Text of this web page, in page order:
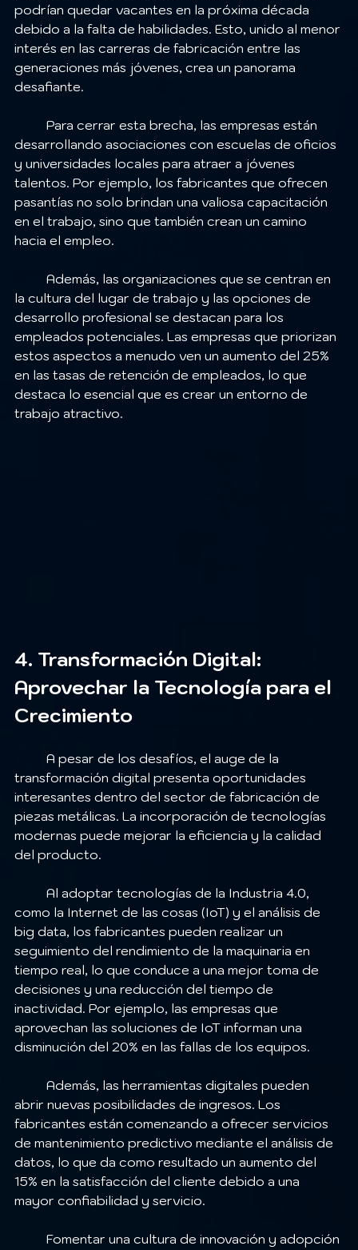
podrían quedar vacantes en la próxima década
debido a la falta de habilidades. Esto, unido al menor
interés en las carreras de fabricación entre las
generaciones más jóvenes, crea un panorama
desafiante.
desarrollando asociaciones con escuelas de oficios
y universidades locales para atraer a jóvenes
talentos. Por ejemplo, los fabricantes que ofrecen
pasantías no solo brindan una valiosa capacitación
en el trabajo, sino que también crean un camino
hacia el empleo.
la cultura del lugar de trabajo y las opciones de
desarrollo profesional se destacan para los
empleados potenciales. Las empresas que priorizan
estos aspectos a menudo ven un aumento del 25%
en las tasas de retención de empleados, lo que
destaca lo esencial que es crear un entorno de
trabajo atractivo.
4. Transformación Digital:
Aprovechar la Tecnología para el
Crecimiento
transformación digital presenta oportunidades
interesantes dentro del sector de fabricación de
piezas metálicas. La incorporación de tecnologías
modernas puede mejorar la eficiencia y la calidad
del producto.
como la Internet de las cosas (IoT) y el análisis de
big data, los fabricantes pueden realizar un
seguimiento del rendimiento de la maquinaria en
tiempo real, lo que conduce a una mejor toma de
decisiones y una reducción del tiempo de
inactividad. Por ejemplo, las empresas que
aprovechan las soluciones de IoT informan una
disminución del 20% en las fallas de los equipos.
abrir nuevas posibilidades de ingresos. Los
fabricantes están comenzando a ofrecer servicios
de mantenimiento predictivo mediante el análisis de
datos, lo que da como resultado un aumento del
15% en la satisfacción del cliente debido a una
mayor confiabilidad y servicio.